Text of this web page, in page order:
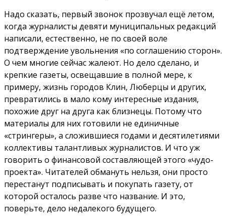
Надо сказать, первый звонок прозвучал ещё летом,
когда журналисты девяти муниципальных редакций
написали, естественно, не по своей воле
подтверждение увольнения «по соглашению сторон».
О чем многие сейчас жалеют. Но дело сделано, и
крепкие газеты, освещавшие в полной мере, к
примеру, жизнь городов Клин, Люберцы и других,
превратились в мало кому интересные издания,
похожие друг на друга как близнецы. Потому что
материалы для них готовили не единичные
«стрингеры», а сложившиеся годами и десятилетиями
коллективы талантливых журналистов. И что уж
говорить о финансовой составляющей этого «чудо-
проекта». Читателей обмануть нельзя, они просто
перестанут подписывать и покупать газету, от
которой осталось разве что название. И это,
поверьте, дело недалекого будущего.